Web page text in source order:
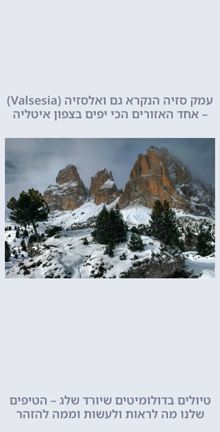
עמק סזיה הנקרא גם ואלסזיה (Valsesia)
– אחד האזורים הכי יפים בצפון איטליה
טיולים בדולומיטים שיורד שלג – הטיפים
שלנו מה לראות ולעשות וממה להזהר